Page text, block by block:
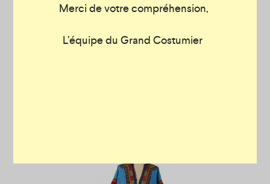
Merci de votre compréhension,
L’équipe du Grand Costumier